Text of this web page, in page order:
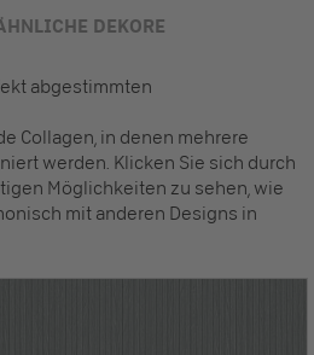
DEKORE
abgestimmten
Collagen, in denen mehrere
werden. Klicken Sie sich durch
Möglichkeiten zu sehen, wie
mit anderen Designs in